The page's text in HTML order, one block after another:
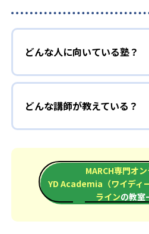
どんな人に向いている塾？
どんな講師が教えている？
MARCH専門オ
YD Academia（ワイディ
ラインの教室